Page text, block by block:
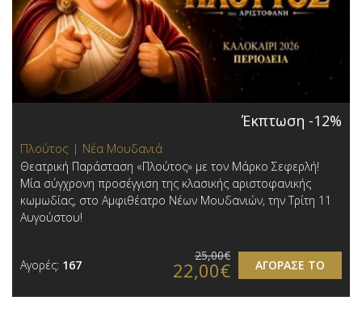
Έκπτωση -12%
Πλούτος | Νέα Μουδανιά
Θεατρική Παράσταση «Πλούτος» με τον Μάρκο Σεφερλή!
Μία σύγχρονη προσέγγιση της κλασικής αριστοφανικής
κωμωδίας, στο Αμφιθέατρο Νέων Μουδανιών, την Τρίτη 11
Αυγούστου!
Αγορές: 167 ΑΓΟΡΑΣΕ ΤΟ
25,00€
22,00€